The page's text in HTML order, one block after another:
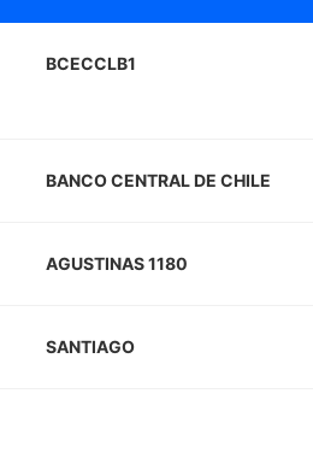
BCECCLB1
BANCO CENTRAL DE CHILE
AGUSTINAS 1180
SANTIAGO